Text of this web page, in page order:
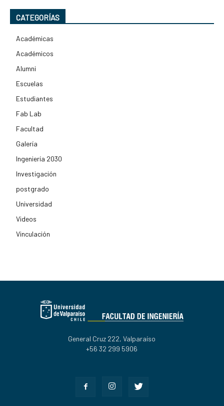
CATEGORÍAS
Académicas
Académicos
Alumni
Escuelas
Estudiantes
Fab Lab
Facultad
Galería
Ingeniería 2030
Investigación
postgrado
Universidad
Videos
Vinculación
General Cruz 222, Valparaíso
+56 32 299 5906